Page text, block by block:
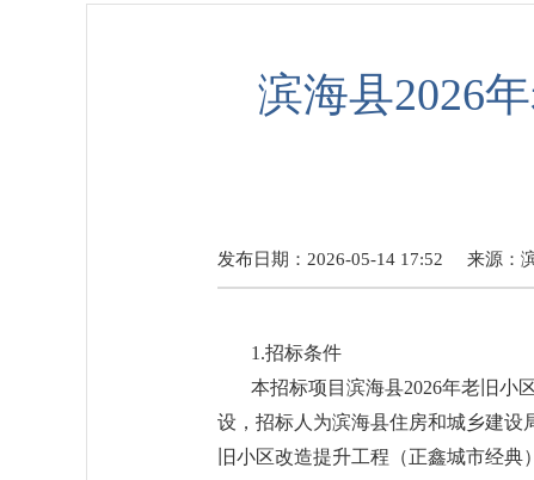
滨海县2026
发布日期：2026-05-14 17:52 来源：
1.招标条件
本招标项目滨海县2026年老旧小
设，招标人为滨海县住房和城乡建设
旧小区改造提升工程（正鑫城市经典